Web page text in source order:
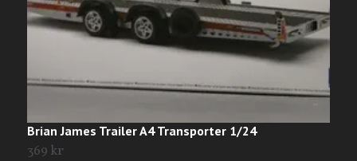
Brian James Trailer A4 Transporter 1/24
369 kr